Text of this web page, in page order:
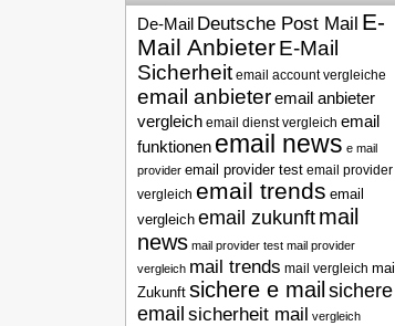
De-Mail Deutsche Post Mail E-
Mail AnbieterE-Mail
Sicherheit email account vergleiche
email anbieteremail anbieter
vergleich email dienst vergleich email
funktionen email news e mail
provider email provider test email provider
vergleich email trends email
vergleich email zukunft mail
news mail provider test mail provider
vergleich mail trends mail vergleich mail
Zukunft sichere e mail sichere
email sicherheit mail vergleich